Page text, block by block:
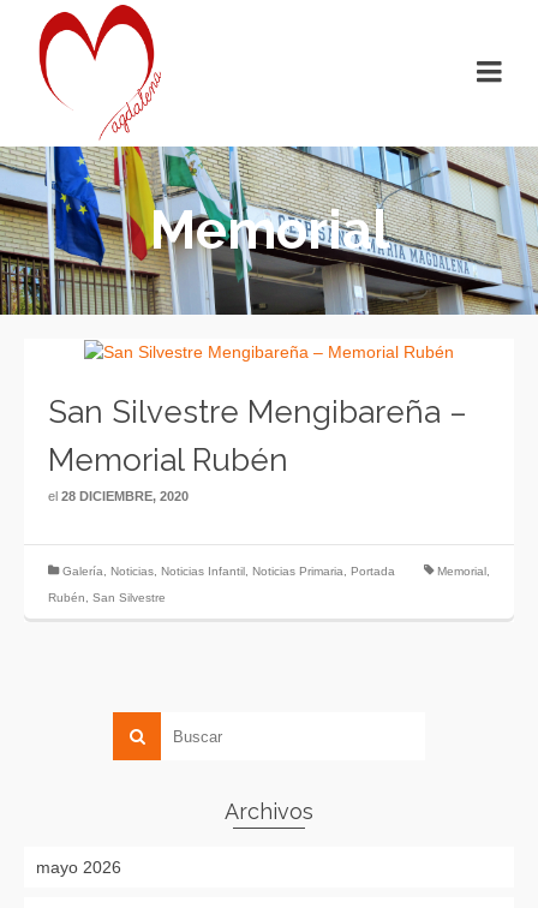
Memorial
San Silvestre Mengibareña –
Memorial Rubén
el 28 DICIEMBRE, 2020
Galería, Noticias, Noticias Infantil, Noticias Primaria, Portada Memorial,
Rubén, San Silvestre
Archivos
mayo 2026